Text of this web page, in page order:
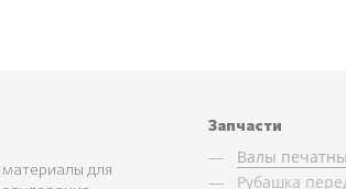
для
Запчасти
Валы
Рубашка